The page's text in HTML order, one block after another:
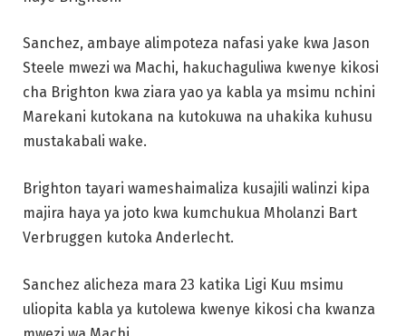
Sanchez, ambaye alimpoteza nafasi yake kwa Jason
Steele mwezi wa Machi, hakuchaguliwa kwenye kikosi
cha Brighton kwa ziara yao ya kabla ya msimu nchini
Marekani kutokana na kutokuwa na uhakika kuhusu
mustakabali wake.
Brighton tayari wameshaimaliza kusajili walinzi kipa
majira haya ya joto kwa kumchukua Mholanzi Bart
Verbruggen kutoka Anderlecht.
Sanchez alicheza mara 23 katika Ligi Kuu msimu
uliopita kabla ya kutolewa kwenye kikosi cha kwanza